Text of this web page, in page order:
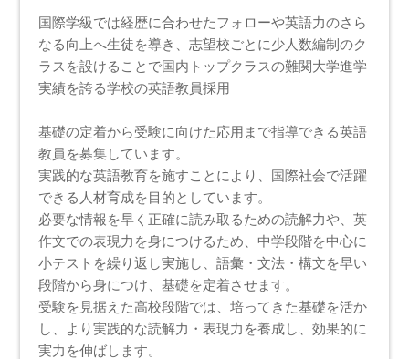
国際学級では経歴に合わせたフォローや英語力のさら
なる向上へ生徒を導き、志望校ごとに少人数編制のク
ラスを設けることで国内トップクラスの難関大学進学
実績を誇る学校の英語教員採用
基礎の定着から受験に向けた応用まで指導できる英語
教員を募集しています。
実践的な英語教育を施すことにより、国際社会で活躍
できる人材育成を目的としています。
必要な情報を早く正確に読み取るための読解力や、英
作文での表現力を身につけるため、中学段階を中心に
小テストを繰り返し実施し、語彙・文法・構文を早い
段階から身につけ、基礎を定着させます。
受験を見据えた高校段階では、培ってきた基礎を活か
し、より実践的な読解力・表現力を養成し、効果的に
実力を伸ばします。